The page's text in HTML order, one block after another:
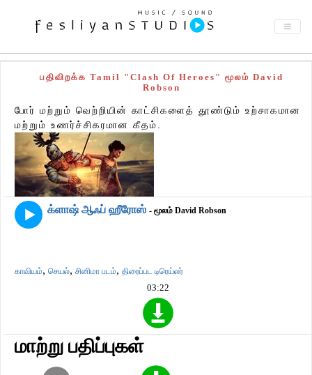
பதிவிறக்க Tamil "Clash Of Heroes" மூலம் David
Robson
போர் மற்றும் வெற்றியின் காட்சிகளைத் தூண்டும் உற்சாகமான
மற்றும் உணர்ச்சிகரமான கீதம்.
க்ளாஷ் ஆஃப் ஹீரோஸ் - மூலம் David Robson
காவியம், செயல், சினிமா படம், திரைப்பட டிரெய்லர்
03:22
மாற்று பதிப்புகள்